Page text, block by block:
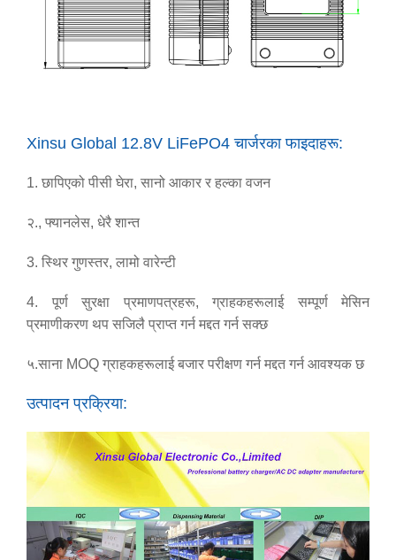
Xinsu Global 12.8V LiFePO4 चार्जरका फाइदाहरू:
1. छापिएको पीसी घेरा, सानो आकार र हल्का वजन
२., फ्यानलेस, धेरै शान्त
3. स्थिर गुणस्तर, लामो वारेन्टी
4. पूर्ण सुरक्षा प्रमाणपत्रहरू, ग्राहकहरूलाई सम्पूर्ण मेसिन
प्रमाणीकरण थप सजिलै प्राप्त गर्न मद्दत गर्न सक्छ
५.साना MOQ ग्राहकहरूलाई बजार परीक्षण गर्न मद्दत गर्न आवश्यक छ
उत्पादन प्रक्रिया: